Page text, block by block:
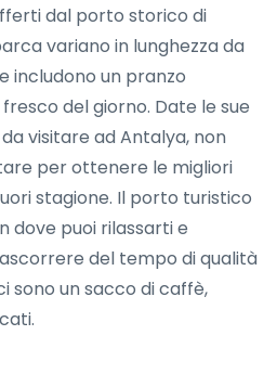
dal porto storico di
variano in lunghezza da
includono un pranzo
del giorno. Date le sue
visitare ad Antalya, non
per ottenere le migliori
stagione. Il porto turistico
dove puoi rilassarti e
del tempo di qualità
sono un sacco di caffè,